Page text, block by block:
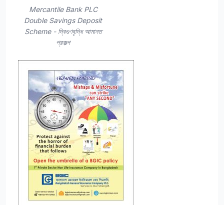
Mercantile Bank PLC
Double Savings Deposit
Scheme - দ্বিগুণবৃদ্ধি আমানত
প্রকল্প